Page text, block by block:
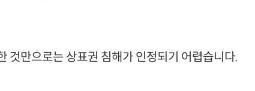
것만으로는 상표권 침해가 인정되기 어렵습니다.